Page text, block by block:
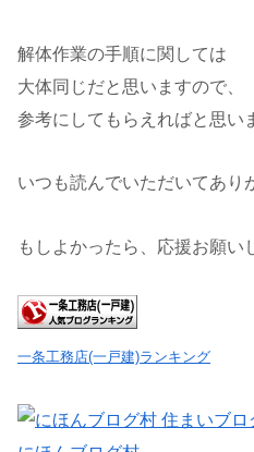
解体作業の手順に関しては
大体同じだと思いますので、
参考にしてもらえればと思い
いつも読んでいただいてあり
もしよかったら、応援お願い
一条工務店(一戸建)ランキング